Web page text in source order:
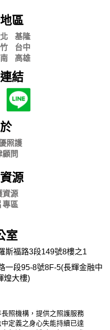
區
基隆
台中
高雄
結
照護
顧問
源
資源
專區
室
斯福路3段149號8樓之1
一段95-8號8F-5(長輝金融中
煌大樓)
照機構，提供之照護服務
定義之身心失能持續已達